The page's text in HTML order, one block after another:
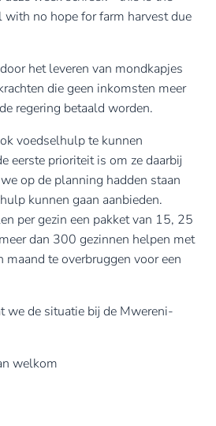
no hope for farm harvest due
het leveren van mondkapjes
die geen inkomsten meer
regering betaald worden.
voedselhulp te kunnen
eerste prioriteit is om ze daarbij
op de planning hadden staan
kunnen gaan aanbieden.
per gezin een pakket van 15, 25
dan 300 gezinnen helpen met
te overbruggen voor een
we de situatie bij de Mwereni-
welkom